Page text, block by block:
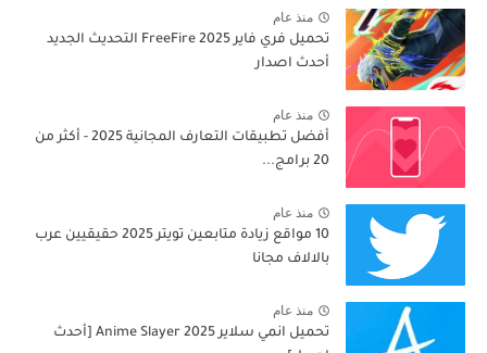
منذ عام
تحميل فري فاير 2025 FreeFire التحديث الجديد
أحدث اصدار
منذ عام
أفضل تطبيقات التعارف المجانية 2025 - أكثر من
20 برامج...
منذ عام
10 مواقع زيادة متابعين تويتر 2025 حقيقيين عرب
بالالاف مجانا
منذ عام
تحميل انمي سلاير 2025 Anime Slayer [أحدث